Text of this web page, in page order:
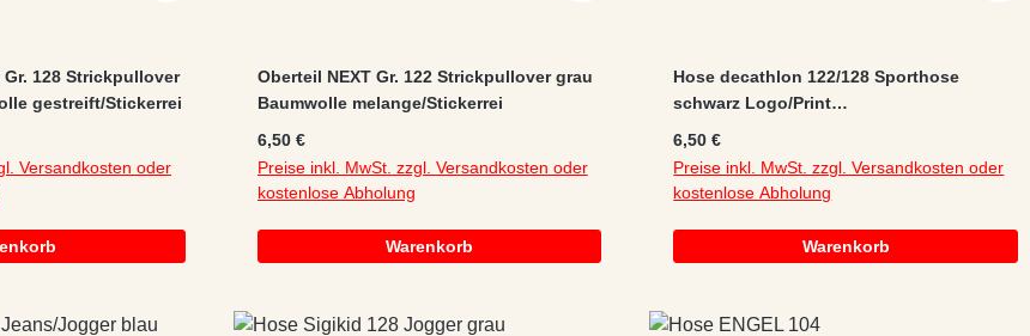
128 Strickpullover
gestreift/Stickerrei
Versandkosten oder
Oberteil NEXT Gr. 122 Strickpullover grau
Baumwolle melange/Stickerrei
Regulärer Preis:
6,50 €
Preise inkl. MwSt. zzgl. Versandkosten oder
kostenlose Abholung
Warenkorb
Hose decathlon 122/128 Sporthose
schwarz Logo/Print
Regulärer Preis:
6,50 €
Preise inkl. MwSt. zzgl. Versandkosten oder
kostenlose Abholung
Warenkorb